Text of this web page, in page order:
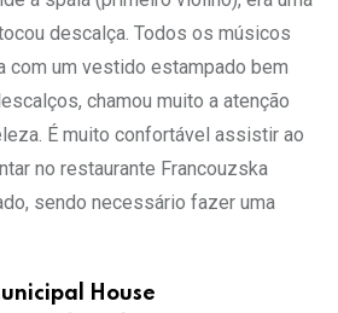
descalça. Todos os músicos
com um vestido estampado bem
chamou muito a atenção
É muito confortável assistir ao
no restaurante Francouzska
sendo necessário fazer uma
House